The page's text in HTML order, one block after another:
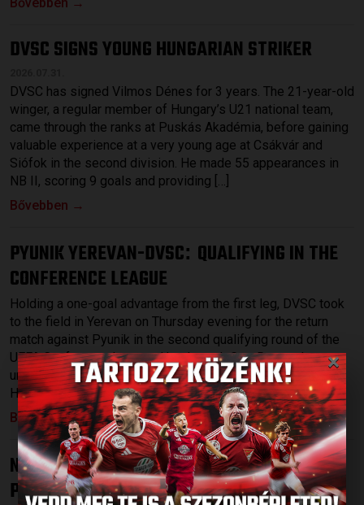
DVSC SIGNS YOUNG HUNGARIAN STRIKER
DVSC has signed Vilmos Dénes for 3 years. The 21-year-old
winger, a regular member of Hungary’s U21 national team,
came through the ranks at Puskás Akadémia, before gaining
valuable experience at a very young age at Csákvár and
Siófok in the second division. He made 55 appearances in
NB II, scoring 9 goals and providing […]
Bővebben →
PYUNIK YEREVAN-DVSC: QUALIFYING IN THE
CONFERENCE LEAGUE
Holding a one-goal advantage from the first leg, DVSC took
to the field in Yerevan on Thursday evening for the return
match against Pyunik in the second qualifying round of the
UEFA Conference League. Head coach Gert Remmel was
unable to count on the injured Sergi Samper and Maximilian
Hofmann, while Erik Kusnyir was back […]
Bővebben →
NO POINTS IN THE LEAGUE-OPENER:DVSC-
PUSKÁS AKADÉMIA 0-2
×